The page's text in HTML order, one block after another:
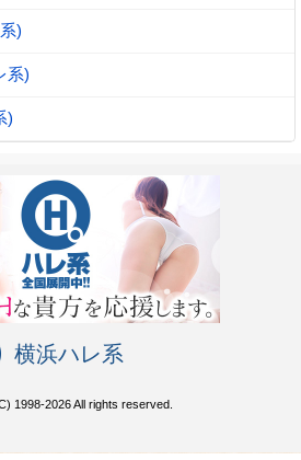
)
系)
)
横浜ハレ系
1998-2026 All rights reserved.